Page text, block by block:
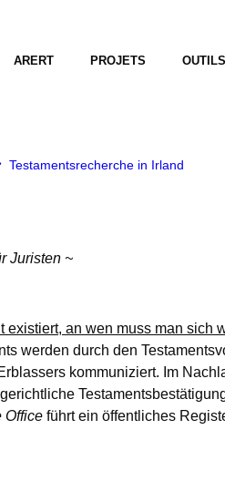
ARERT PROJETS OUTILS
Testamentsrecherche in Irland
Juristen ~
existiert, an wen muss man
werden durch den
kommuniziert. Im
Office führt ein öffentliches